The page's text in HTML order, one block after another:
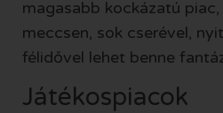
magasabb kockázatú
meccsen, sok cserével,
félidővel lehet benne
Játékospiacok